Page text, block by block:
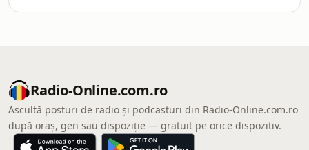
Radio-Online.com.ro
Ascultă posturi de radio și podcasturi din Radio-Online.com.ro
după oraș, gen sau dispoziție — gratuit pe orice dispozitiv.